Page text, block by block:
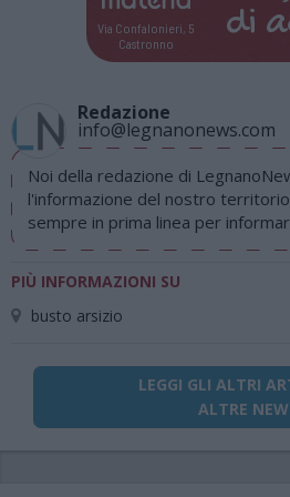
Via Confalonieri, 5
Castronno
di
Redazione
info@legnanonews.com
Noi della redazione di
l'informazione del nostro
sempre in prima linea per
PIÙ INFORMAZIONI SU
busto arsizio
LEGGI GLI ALTRI
ALTRE